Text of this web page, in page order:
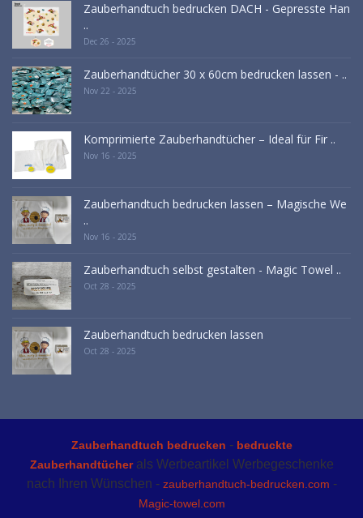
Zauberhandtuch bedrucken DACH - Gepresste Han
..
Dec 26 - 2025
Zauberhandtücher 30 x 60cm bedrucken lassen - ..
Nov 22 - 2025
Komprimierte Zauberhandtücher – Ideal für Fir ..
Nov 16 - 2025
Zauberhandtuch bedrucken lassen – Magische We
..
Nov 16 - 2025
Zauberhandtuch selbst gestalten - Magic Towel ..
Oct 28 - 2025
Zauberhandtuch bedrucken lassen
Oct 28 - 2025
Zauberhandtuch bedrucken - bedruckte
Zauberhandtücherals Werbeartikel Werbegeschenke
nach Ihren Wünschen - zauberhandtuch-bedrucken.com -
Magic-towel.com